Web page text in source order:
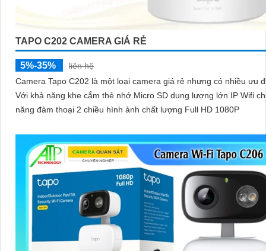
TAPO C202 CAMERA GIÁ RẺ
5%-35%
liên hệ
Camera Tapo C202 là một loại camera giá rẻ nhưng có nhiều ưu
Với khả năng khe cắm thẻ nhớ Micro SD dung lượng lớn IP Wifi
năng đàm thoại 2 chiều hình ảnh chất lượng Full HD 1080P